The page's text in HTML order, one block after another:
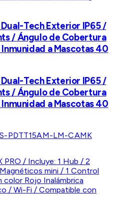
Dual-Tech Exterior IP65 /
/ Ángulo de Cobertura
a Mascotas 40
Dual-Tech Exterior IP65 /
/ Ángulo de Cobertura
a Mascotas 40
PDTT15AM-LM-CAMK